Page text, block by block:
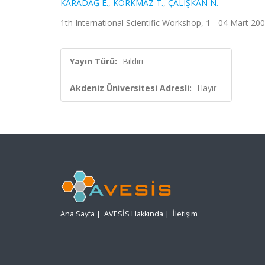
KARADAĞ E., KORKMAZ T., ÇALIŞKAN N.
1th International Scientific Workshop, 1 - 04 Mart
Yayın Türü: Bildiri
Akdeniz Üniversitesi Adresli: Hayır
Ana Sayfa | AVESİS Hakkında | İletişim